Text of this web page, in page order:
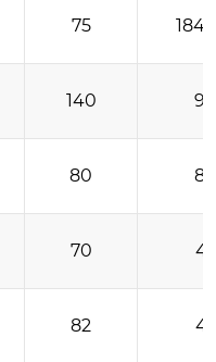
75 184/
140 90
80 80
70 45
82 45